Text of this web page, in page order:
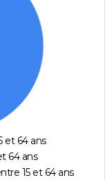
et 64 ans
64 ans
15 et 64 ans